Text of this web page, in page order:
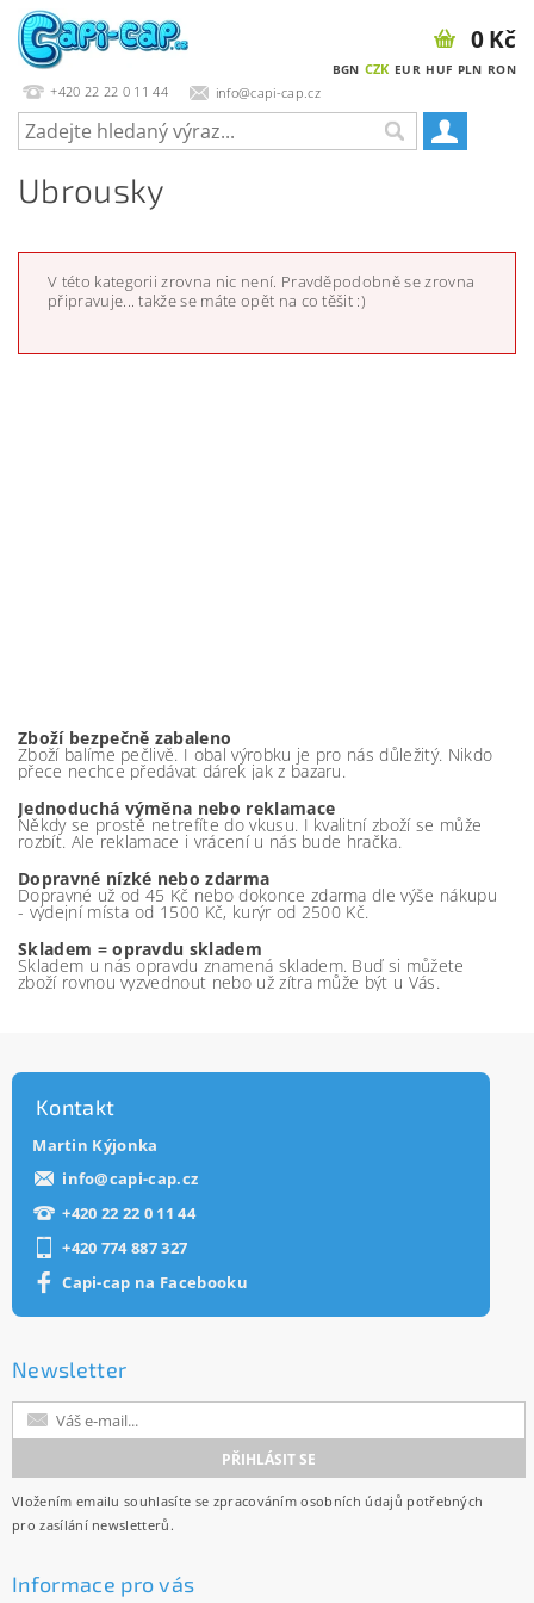
+420 22 22 0 11 44 info@capi-cap.cz
BGN CZK EUR HUF PLN RON
0 Kč
Ubrousky
V této kategorii zrovna nic není. Pravděpodobně se zrovna
připravuje... takže se máte opět na co těšit :)
Zboží bezpečně zabaleno
Zboží balíme pečlivě. I obal výrobku je pro nás důležitý. Nikdo
přece nechce předávat dárek jak z bazaru.
Jednoduchá výměna nebo reklamace
Někdy se prostě netrefíte do vkusu. I kvalitní zboží se může
rozbít. Ale reklamace i vrácení u nás bude hračka.
Dopravné nízké nebo zdarma
Dopravné už od 45 Kč nebo dokonce zdarma dle výše nákupu
- výdejní místa od 1500 Kč, kurýr od 2500 Kč.
Skladem = opravdu skladem
Skladem u nás opravdu znamená skladem. Buď si můžete
zboží rovnou vyzvednout nebo už zítra může být u Vás.
Kontakt
Martin Kýjonka
info@capi-cap.cz
+420 22 22 0 11 44
+420 774 887 327
Capi-cap na Facebooku
Newsletter
Vložením emailu souhlasíte se zpracováním osobních údajů potřebných
pro zasílání newsletterů.
Informace pro vás